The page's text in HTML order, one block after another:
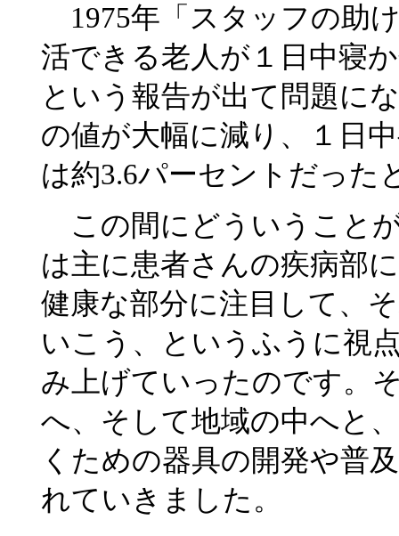
1975年「スタッフの助
活できる老人が１日中寝
という報告が出て問題に
の値が大幅に減り、１日
は約3.6パーセントだった
この間にどういうこと
は主に患者さんの疾病部
健康な部分に注目して、
いこう、というふうに視
み上げていったのです。
へ、そして地域の中へと
くための器具の開発や普
れていきました。